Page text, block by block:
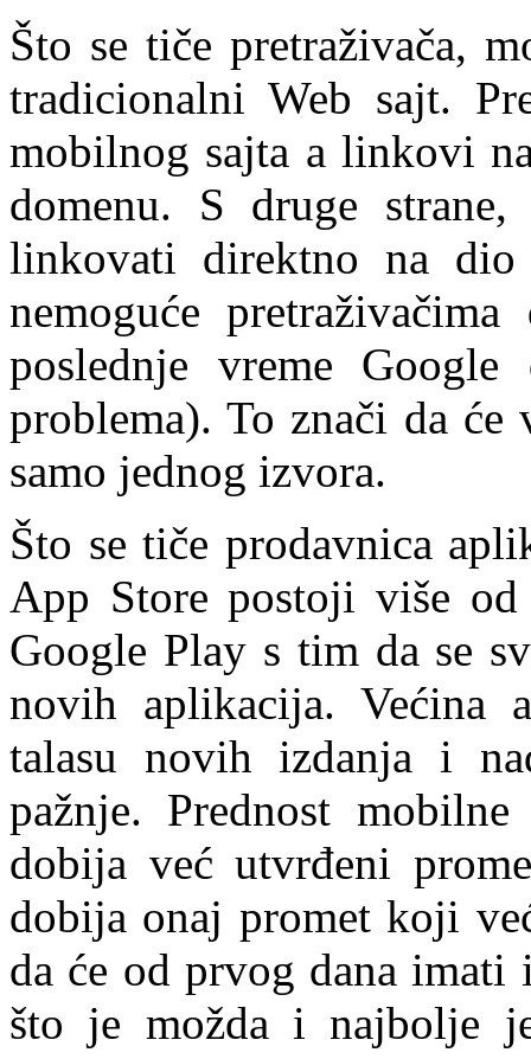
Što se tiče pretraživača,
tradicionalni Web sajt.
mobilnog sajta a linkovi
domenu. S druge
linkovati direktno na
nemoguće
poslednje vreme
problema). To znači da
samo jednog izvora.
Što se tiče prodavnica
App Store postoji više
Google Play s tim da se
novih aplikacija. Većina
talasu novih izdanja i
pažnje. Prednost
dobija već utvrđeni
dobija onaj promet koji
da će od prvog dana
što je možda i najbolje